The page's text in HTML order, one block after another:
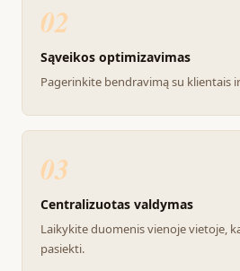
02
Sąveikos optimizavimas
Pagerinkite bendravimą su klientais
03
Centralizuotas valdymas
Laikykite duomenis vienoje vietoje,
pasiekti.